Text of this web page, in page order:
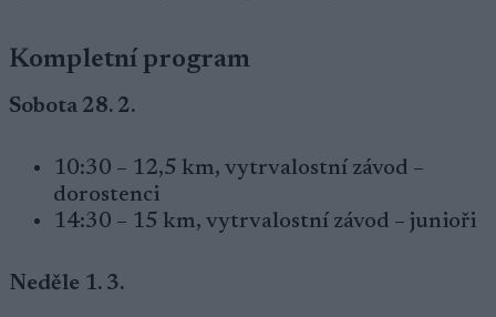
Kompletní program
Sobota 28. 2.
10:30 – 12,5 km, vytrvalostní závod –
dorostenci
14:30 – 15 km, vytrvalostní závod – junioři
Neděle 1. 3.